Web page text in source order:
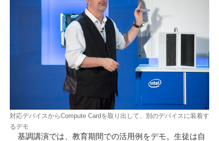
対応デバイスからCompute Cardを取り出して、別のデバイスに装着す
るデモ
基調講演では、教育期間での活用例をデモ。生徒は自